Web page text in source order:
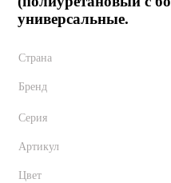
универсальные.
Страна
Бренд
Серия
Артикул
Цвет